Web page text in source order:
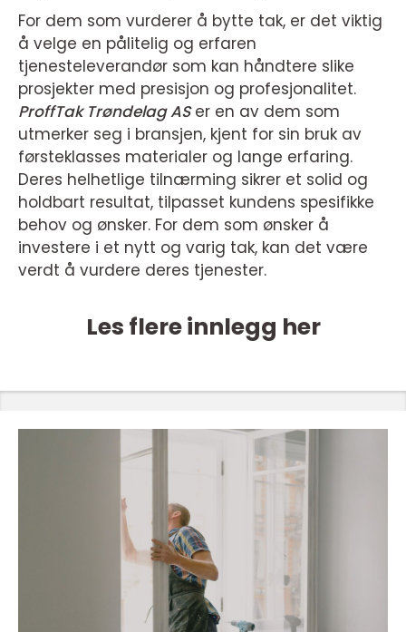
For dem som vurderer å bytte tak, er det viktig
å velge en pålitelig og erfaren
tjenesteleverandør som kan håndtere slike
prosjekter med presisjon og profesjonalitet.
ProffTak Trøndelag ASer en av dem som
utmerker seg i bransjen, kjent for sin bruk av
førsteklasses materialer og lange erfaring.
Deres helhetlige tilnærming sikrer et solid og
holdbart resultat, tilpasset kundens spesifikke
behov og ønsker. For dem som ønsker å
investere i et nytt og varig tak, kan det være
verdt å vurdere deres tjenester.
Les flere innlegg her